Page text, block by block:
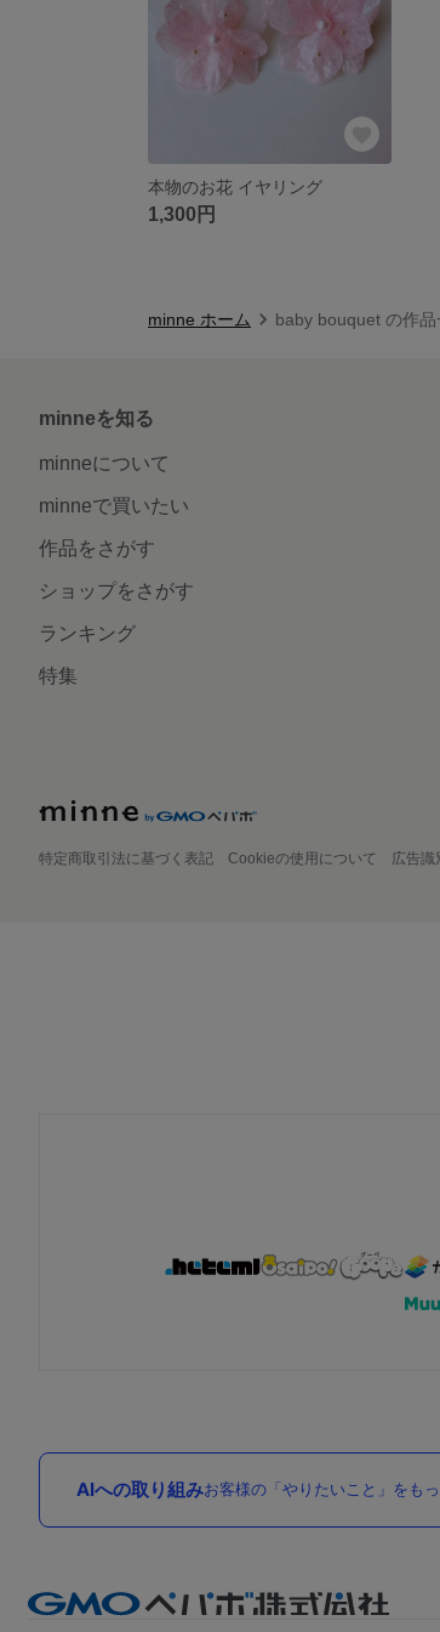
本物のお花 イヤリング
1,300円
minne ホーム baby bouquet の作品
minneを知る
minneについて
minneで買いたい
作品をさがす
ショップをさがす
ランキング
特集
特定商取引法に基づく表記 Cookieの使用について 広告識
AIへの取り組みお客様の「やりたいこと」をも